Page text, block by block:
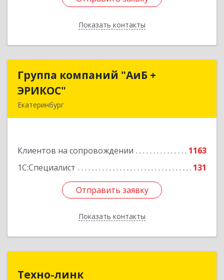
Показать контакты
Назад
Группа компаний "АиБ +
ЭРИКОС"
Екатеринбург
Клиентов на сопровождении
1163
1С:Специалист
131
Отправить заявку
Показать контакты
Группа компаний "АиБ +
Подробнее
Отправить заявку
Назад
Техно-линк